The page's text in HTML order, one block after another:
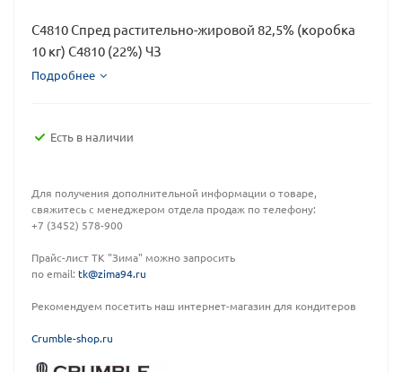
С4810 Спред растительно-жировой 82,5% (коробка
10 кг) С4810 (22%) ЧЗ
Подробнее
Есть в наличии
Для получения дополнительной информации о товаре,
свяжитесь с менеджером отдела продаж по телефону:
+7 (3452) 578-900
Прайс-лист ТК "Зима" можно запросить
по email: tk@zima94.ru
Рекомендуем посетить наш интернет-магазин для кондитеров
Crumble-shop.ru